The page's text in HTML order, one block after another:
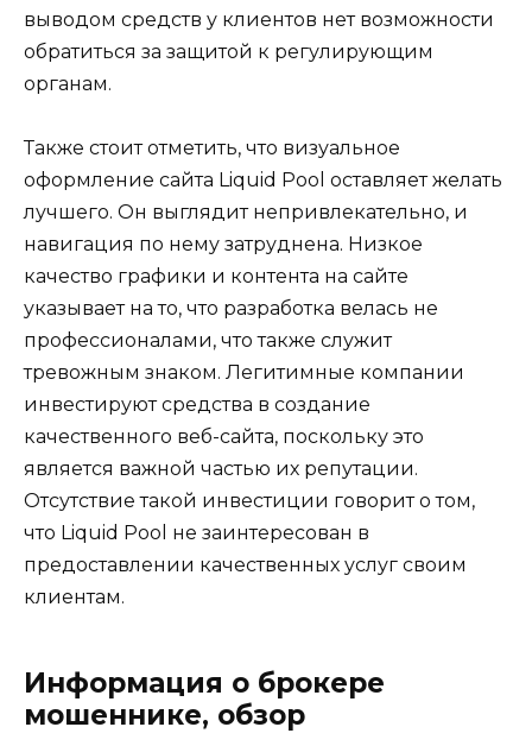
выводом средств у клиентов нет возможности
обратиться за защитой к регулирующим
органам.
Также стоит отметить, что визуальное
оформление сайта Liquid Pool оставляет желать
лучшего. Он выглядит непривлекательно, и
навигация по нему затруднена. Низкое
качество графики и контента на сайте
указывает на то, что разработка велась не
профессионалами, что также служит
тревожным знаком. Легитимные компании
инвестируют средства в создание
качественного веб-сайта, поскольку это
является важной частью их репутации.
Отсутствие такой инвестиции говорит о том,
что Liquid Pool не заинтересован в
предоставлении качественных услуг своим
клиентам.
Информация о брокере
мошеннике, обзор